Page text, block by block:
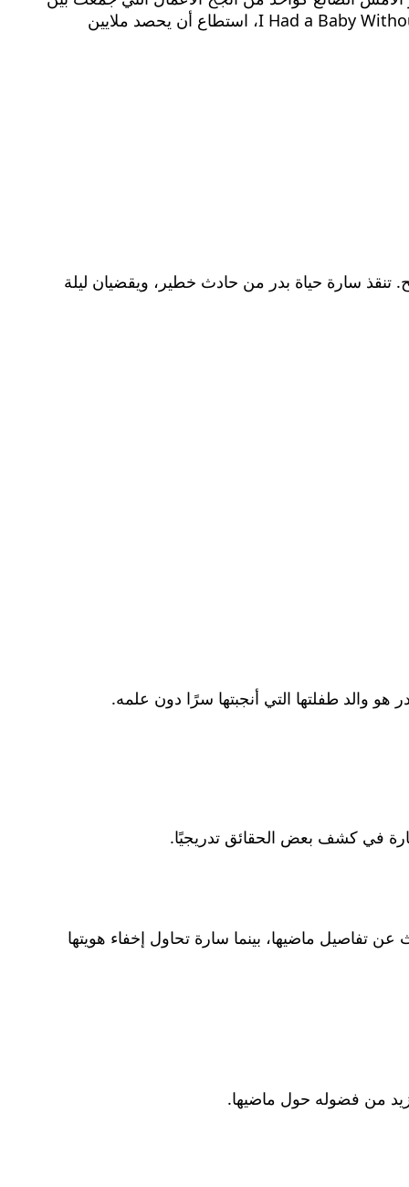
الرومانسية والغموض في قالب قصير يناسب المشاهدة عبر الهواتف الذكية. العمل الذي يحمل عنوانًا إنجليزيًا هو I Had a Baby Without You، استطاع أن يحصد ملايين
تنقذ سارة حياة بدر من حادث خطير، ويقضيان ليلة
والد طفلتها التي أنجبتها سرًا دون علمه.
في كشف بعض الحقائق تدريجيًا.
تفاصيل ماضيها، بينما سارة تحاول إخفاء هويتها
من فضوله حول ماضيها.